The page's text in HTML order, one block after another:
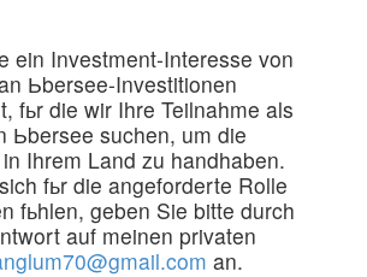
ein Investment-Interesse von
Ьbersee-Investitionen
fьr die wir Ihre Teilnahme als
Ьbersee suchen, um die
Ihrem Land zu handhaben.
fьr die angeforderte Rolle
fьhlen, geben Sie bitte durch
auf meinen privaten
an.